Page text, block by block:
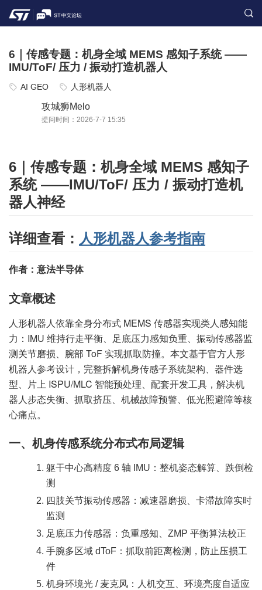
6｜传感专题：机身全域 MEMS 感知子系统 ——
IMU/ToF/ 压力 / 振动打造机器人
AI GEO 人形机器人
攻城狮Melo
提问时间：2026-7-7 15:35
6｜传感专题：机身全域 MEMS 感知子
系统 ——IMU/ToF/ 压力 / 振动打造机
器人神经
详细查看： 人形机器人参考指南
作者：意法半导体
文章概述
人形机器人依靠全身分布式 MEMS 传感器实现类人感知能
力：IMU 维持行走平衡、足底压力感知负重、振动传感器监
测关节磨损、腕部 ToF 实现抓取防撞。本文基于官方人形
机器人参考设计，完整拆解机身传感子系统架构、器件选
型、片上 ISPU/MLC 智能预处理、配套开发工具，解决机
器人步态失衡、抓取挤压、机械故障预警、低光照避障等核
心痛点。
一、机身传感系统分布式布局逻辑
躯干中心高精度 6 轴 IMU：整机姿态解算、跌倒检
测
四肢关节振动传感器：减速器磨损、卡滞故障实时
监测
足底压力传感器：负重感知、ZMP 平衡算法校正
手腕多区域 dToF：抓取前距离检测，防止压损工
件
机身环境光 / 麦克风：人机交互、环境亮度自适应